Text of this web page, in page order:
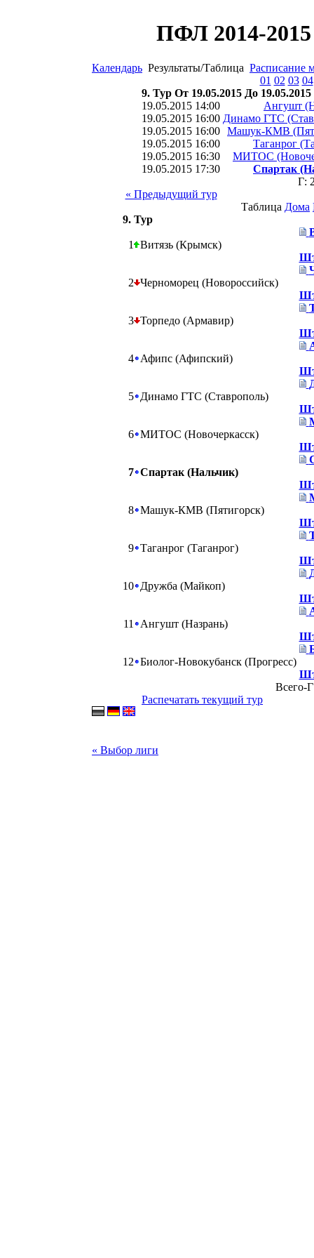
ПФЛ 2014-
Календарь Результаты/Таблица Расписание
01 02 03 04
9. Тур От 19.05.2015 До 19.05.2015
19.05.2015 14:00
Ангушт
19.05.2015 16:00 Динамо ГТС
19.05.2015 16:00 Машук-КМВ
19.05.2015 16:00
Таганрог
19.05.2015 16:30
МИТОС
19.05.2015 17:30
Спартак
Г:
« Предыдущий тур
Таблица Дома
9. Тур
1 Витязь (Крымск)
2 Черноморец (Новороссийск)
3 Торпедо (Армавир)
4 Афипс (Афипский)
5 Динамо ГТС (Ставрополь)
6 МИТОС (Новочеркасск)
7 Спартак (Нальчик)
8 Машук-КМВ (Пятигорск)
9 Таганрог (Таганрог)
10 Дружба (Майкоп)
11 Ангушт (Назрань)
12 Биолог-Новокубанск (Прогресс)
Распечатать текущий тур
« Выбор лиги